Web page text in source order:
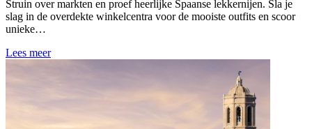
Struin over markten en proef heerlijke Spaanse lekkernijen. Sla je
slag in de overdekte winkelcentra voor de mooiste outfits en scoor
unieke…
Lees meer